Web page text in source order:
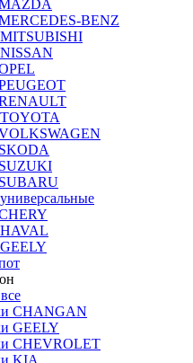
BENZ
CHANGAN
GEELY
CHEVROLET
KIA